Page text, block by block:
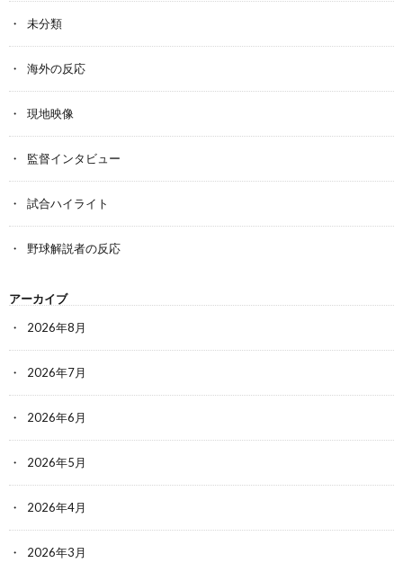
未分類
海外の反応
現地映像
監督インタビュー
試合ハイライト
野球解説者の反応
アーカイブ
2026年8月
2026年7月
2026年6月
2026年5月
2026年4月
2026年3月